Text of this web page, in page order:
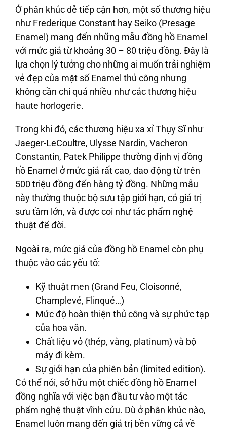
Ở phân khúc dễ tiếp cận hơn, một số thương hiệu
như Frederique Constant hay Seiko (Presage
Enamel) mang đến những mẫu đồng hồ Enamel
với mức giá từ khoảng 30 – 80 triệu đồng. Đây là
lựa chọn lý tưởng cho những ai muốn trải nghiệm
vẻ đẹp của mặt số Enamel thủ công nhưng
không cần chi quá nhiều như các thương hiệu
haute horlogerie.
Trong khi đó, các thương hiệu xa xỉ Thụy Sĩ như
Jaeger-LeCoultre, Ulysse Nardin, Vacheron
Constantin, Patek Philippe thường định vị đồng
hồ Enamel ở mức giá rất cao, dao động từ trên
500 triệu đồng đến hàng tỷ đồng. Những mẫu
này thường thuộc bộ sưu tập giới hạn, có giá trị
sưu tầm lớn, và được coi như tác phẩm nghệ
thuật để đời.
Ngoài ra, mức giá của đồng hồ Enamel còn phụ
thuộc vào các yếu tố:
Kỹ thuật men (Grand Feu, Cloisonné,
Champlevé, Flinqué…)
Mức độ hoàn thiện thủ công và sự phức tạp
của hoa văn.
Chất liệu vỏ (thép, vàng, platinum) và bộ
máy đi kèm.
Sự giới hạn của phiên bản (limited edition).
Có thể nói, sở hữu một chiếc đồng hồ Enamel
đồng nghĩa với việc bạn đầu tư vào một tác
phẩm nghệ thuật vĩnh cửu. Dù ở phân khúc nào,
Enamel luôn mang đến giá trị bền vững cả về